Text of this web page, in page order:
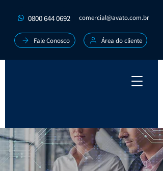
0800 644 0692 comercial@avato.com.br
Fale Conosco Área do cliente